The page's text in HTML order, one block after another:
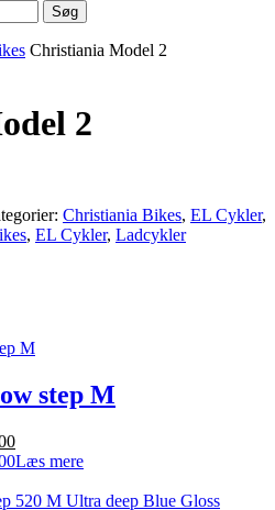
Søg
Christiania Model 2
2
Christiania Bikes, EL Cykler,
, EL Cykler, Ladcykler
step M
Den
aktuelle
er:
Den
pris
Læs mere